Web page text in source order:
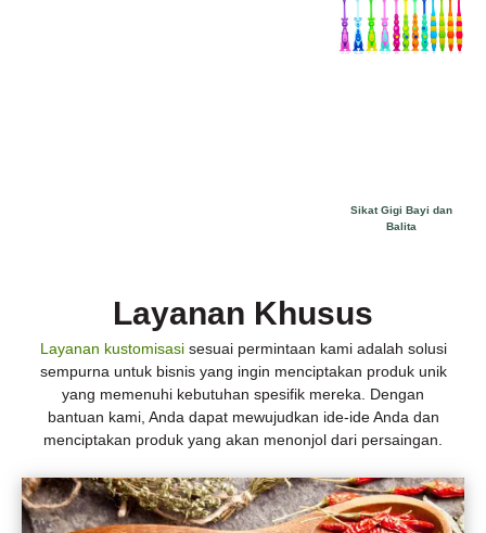
Sikat Gigi Bayi dan
Balita
Layanan Khusus
Layanan kustomisasisesuai permintaan kami adalah solusi
sempurna untuk bisnis yang ingin menciptakan produk unik
yang memenuhi kebutuhan spesifik mereka. Dengan
bantuan kami, Anda dapat mewujudkan ide-ide Anda dan
menciptakan produk yang akan menonjol dari persaingan.